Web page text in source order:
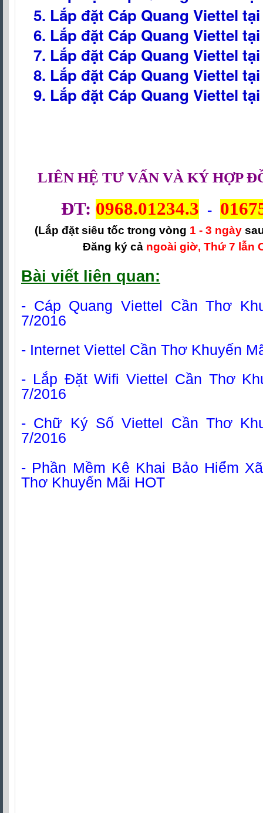
5. Lắp đặt Cáp Quang Viettel
6. Lắp đặt Cáp Quang Viettel
7. Lắp đặt Cáp Quang Viettel
8. Lắp đặt Cáp Quang Viettel
9. Lắp đặt Cáp Quang Viettel
LIÊN HỆ TƯ VẤN VÀ KÝ HỢP
ĐT: 0968.01234.3 -
(Lắp đặt siêu tốc trong vòng 1 - 3 ngày
Đăng ký cả ngoài giờ, Thứ 7 lẫn
Bài viết liên quan:
- Cáp Quang Viettel Cần Thơ
7/2016
- Internet Viettel Cần Thơ Khuyến
- Lắp ĐặtWifi Viettel Cần Thơ
7/2016
- Chữ Ký Số Viettel Cần Thơ
7/2016
- Phần Mềm Kê Khai Bảo Hiểm
Thơ Khuyến Mãi HOT